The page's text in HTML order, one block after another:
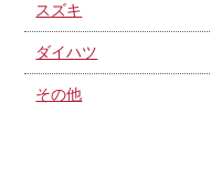
スズキ
ダイハツ
その他